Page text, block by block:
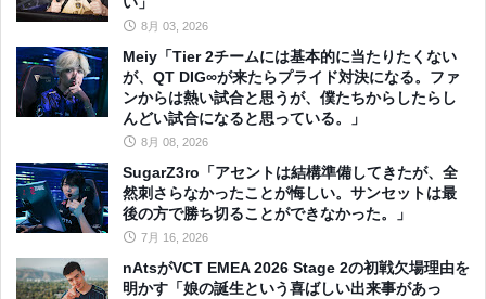
8月 03, 2026
Meiy「Tier 2チームには基本的に当たりたくない
が、QT DIG∞が来たらプライド対決になる。ファ
ンからは熱い試合と思うが、僕たちからしたらし
んどい試合になると思っている。」
8月 08, 2026
SugarZ3ro「アセントは結構準備してきたが、全
然刺さらなかったことが悔しい。サンセットは最
後の方で勝ち切ることができなかった。」
7月 16, 2026
nAtsがVCT EMEA 2026 Stage 2の初戦欠場理由を
明かす「娘の誕生という喜ばしい出来事があっ